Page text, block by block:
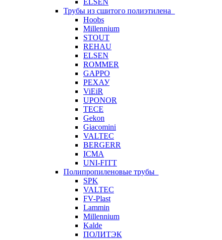
ELSEN
Трубы из сшитого полиэтилена
Hoobs
Millennium
STOUT
REHAU
ELSEN
ROMMER
GAPPO
РЕХАУ
ViEiR
UPONOR
TECE
Gekon
Giacomini
VALTEC
BERGERR
ICMA
UNI-FITT
Полипропиленовые трубы
SPK
VALTEC
FV-Plast
Lammin
Millennium
Kalde
ПОЛИТЭК